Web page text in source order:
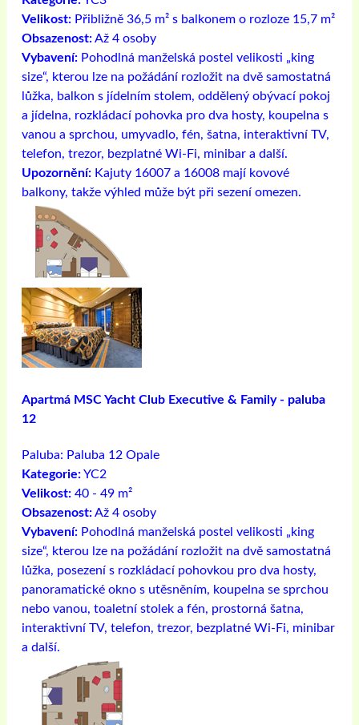
Velikost: Přibližně 36,5 m² s balkonem o rozloze 15,7 m²
Obsazenost:Až 4 osoby
Vybavení: Pohodlná manželská postel velikosti „king
size“, kterou lze na požádání rozložit na dvě samostatná
lůžka, balkon s jídelním stolem, oddělený obývací pokoj
a jídelna, rozkládací pohovka pro dva hosty, koupelna s
vanou a sprchou, umyvadlo, fén, šatna, interaktivní TV,
telefon, trezor, bezplatné Wi-Fi, minibar a další.
Upozornění: Kajuty 16007 a 16008 mají kovové
balkony, takže výhled může být při sezení omezen.
Apartmá MSC Yacht Club Executive & Family - paluba
12
Paluba: Paluba 12 Opale
Kategorie:YC2
Velikost: 40 - 49 m²
Obsazenost:Až 4 osoby
Vybavení: Pohodlná manželská postel velikosti „king
size“, kterou lze na požádání rozložit na dvě samostatná
lůžka, posezení s rozkládací pohovkou pro dva hosty,
panoramatické okno s utěsněním, koupelna se sprchou
nebo vanou, toaletní stolek a fén, prostorná šatna,
interaktivní TV, telefon, trezor, bezplatné Wi-Fi, minibar
a další.